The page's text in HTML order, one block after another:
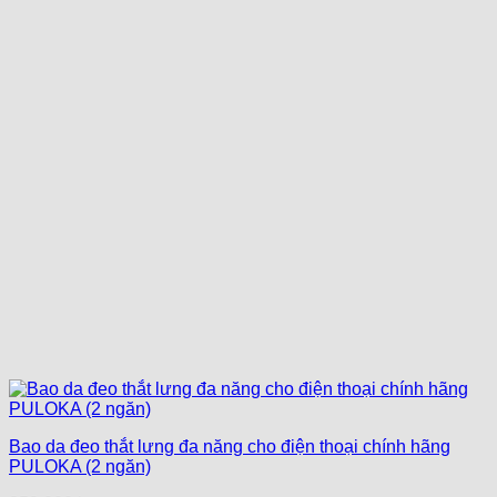
Bao da đeo thắt lưng đa năng cho điện thoại chính hãng
PULOKA (2 ngăn)